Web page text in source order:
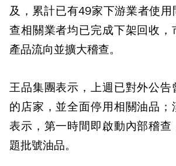
及，累計已有49家下游業者使
查相關業者均已完成下架回收，
產品流向並擴大稽查。
王品集團表示，上週已對外公告
的店家，並全面停用相關油品；
表示，第一時間即啟動內部稽查
題批號油品。